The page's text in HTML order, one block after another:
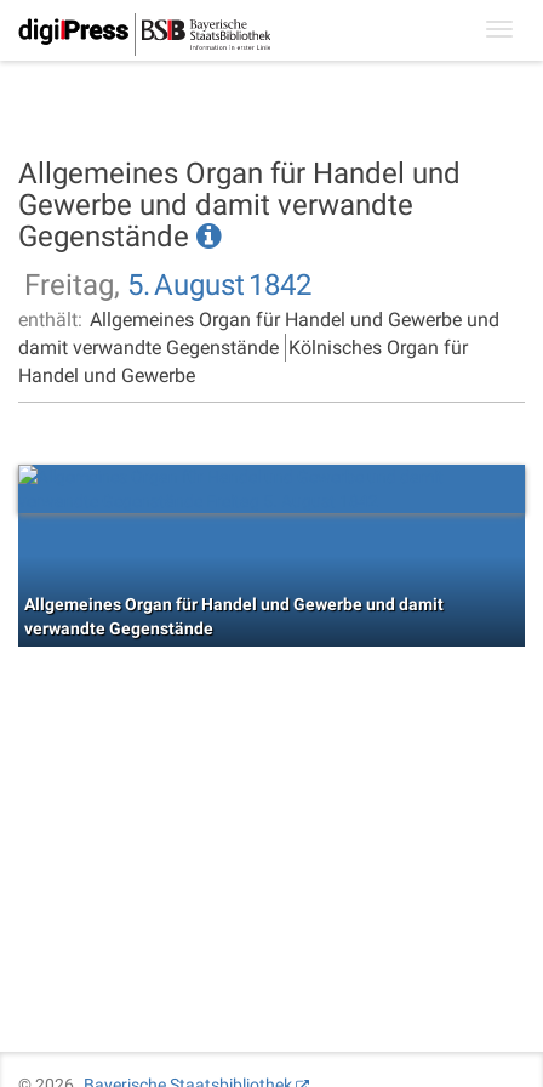
Allgemeines Organ für Handel und
Gewerbe und damit verwandte
Gegenstände
Freitag, 5.August 1842
enthält: Allgemeines Organ für Handel und Gewerbe und
damit verwandte Gegenstände Kölnisches Organ für
Handel und Gewerbe
Allgemeines Organ für Handel und Gewerbe und damit
verwandte Gegenstände